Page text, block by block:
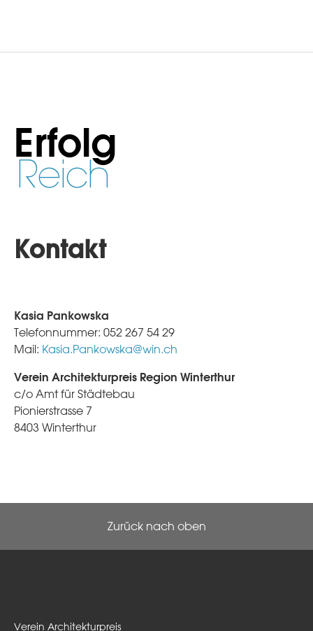
Erfolg
Reich
Kontakt
Kasia Pankowska
Telefonnummer: 052 267 54 29
Mail: Kasia.Pankowska@win.ch
Verein Architekturpreis Region Winterthur
c/o Amt für Städtebau
Pionierstrasse 7
8403 Winterthur
Zurück nach oben
Verein Architekturpreis